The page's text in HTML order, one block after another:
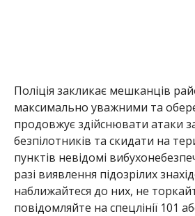
Поліція закликає мешканців
максимально уважними та
продовжує здійснювати атаки
безпілотників та скидати на
пунктів невідомі
разі виявлення підозрілих
наближайтеся до них, не
повідомляйте на спецлінії 101